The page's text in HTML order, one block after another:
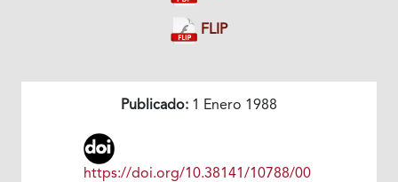
FLIP
Publicado: 1 Enero 1988
https://doi.org/10.38141/10788/00